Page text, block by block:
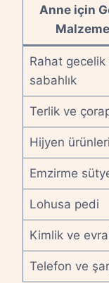
Anne için
Rahat gecelik
sabahlık
Terlik ve
Hijyen ürünleri
Emzirme
Lohusa pedi
Kimlik ve
Telefon ve